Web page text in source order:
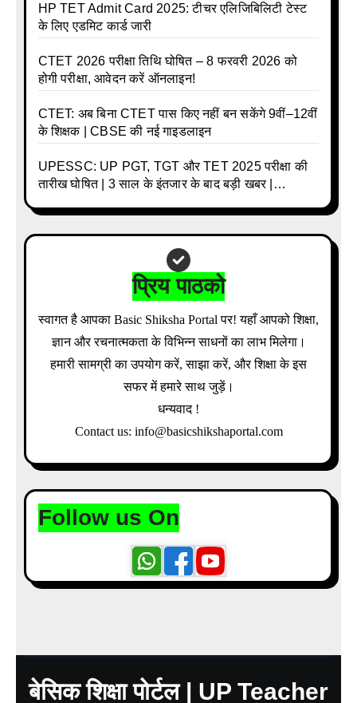
HP TET Admit Card 2025: टीचर एलिजिबिलिटी टेस्ट
के लिए एडमिट कार्ड जारी
CTET 2026 परीक्षा तिथि घोषित – 8 फरवरी 2026 को
होगी परीक्षा, आवेदन करें ऑनलाइन!
CTET: अब बिना CTET पास किए नहीं बन सकेंगे 9वीं–12वीं
के शिक्षक | CBSE की नई गाइडलाइन
UPESSC: UP PGT, TGT और TET 2025 परीक्षा की
तारीख घोषित | 3 साल के इंतजार के बाद बड़ी खबर |
प्रिय पाठको
स्वागत है आपका Basic Shiksha Portal पर! यहाँ आपको शिक्षा,
ज्ञान और रचनात्मकता के विभिन्न साधनों का लाभ मिलेगा।
हमारी सामग्री का उपयोग करें, साझा करें, और शिक्षा के इस
सफर में हमारे साथ जुड़ें।
धन्यवाद !
Contact us: info@basicshikshaportal.com
Follow us On
बेसिक शिक्षा पोर्टल | UP Teacher